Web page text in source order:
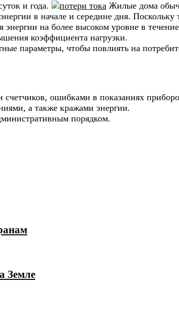
и года.
Жилые дома
в начале и середине дня. Поскольку
на более высоком уровне в
коэффициента нагрузки.
параметры, чтобы повлиять на
ошибками в показаниях
а также кражами энергии.
порядком.
Земле